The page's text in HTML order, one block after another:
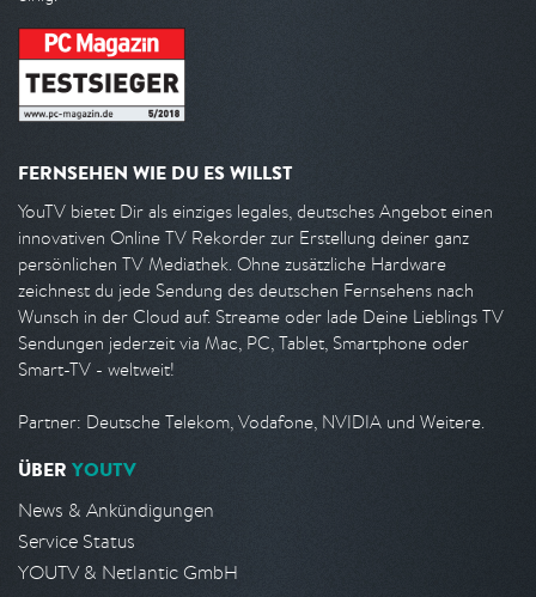
FERNSEHEN WIE DU ES WILLST
YouTV bietet Dir als einziges legales, deutsches Angebot einen
innovativen Online TV Rekorder zur Erstellung deiner ganz
persönlichen TV Mediathek. Ohne zusätzliche Hardware
zeichnest du jede Sendung des deutschen Fernsehens nach
Wunsch in der Cloud auf. Streame oder lade Deine Lieblings TV
Sendungen jederzeit via Mac, PC, Tablet, Smartphone oder
Smart-TV - weltweit!
Partner: Deutsche Telekom, Vodafone, NVIDIA und Weitere.
ÜBER YOUTV
News & Ankündigungen
Service Status
YOUTV & Netlantic GmbH